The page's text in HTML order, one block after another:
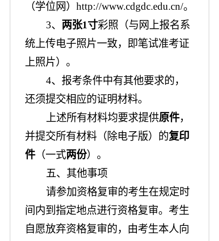
（学位网） http://www.cdgdc.edu.cn/。
3、 两张1寸彩照（与网上报名系
统上传电子照片一致，即笔试准考证
上照片） 。
4、 报考条件中有其他要求的，
还须提交相应的证明材料。
上述所有材料均要求提供原件，
并提交所有材料（除电子版）的复印
件（一式两份） 。
五、其他事项
请参加资格复审的考生在规定时
间内到指定地点进行资格复审。考生
自愿放弃资格复审的，由考生本人向